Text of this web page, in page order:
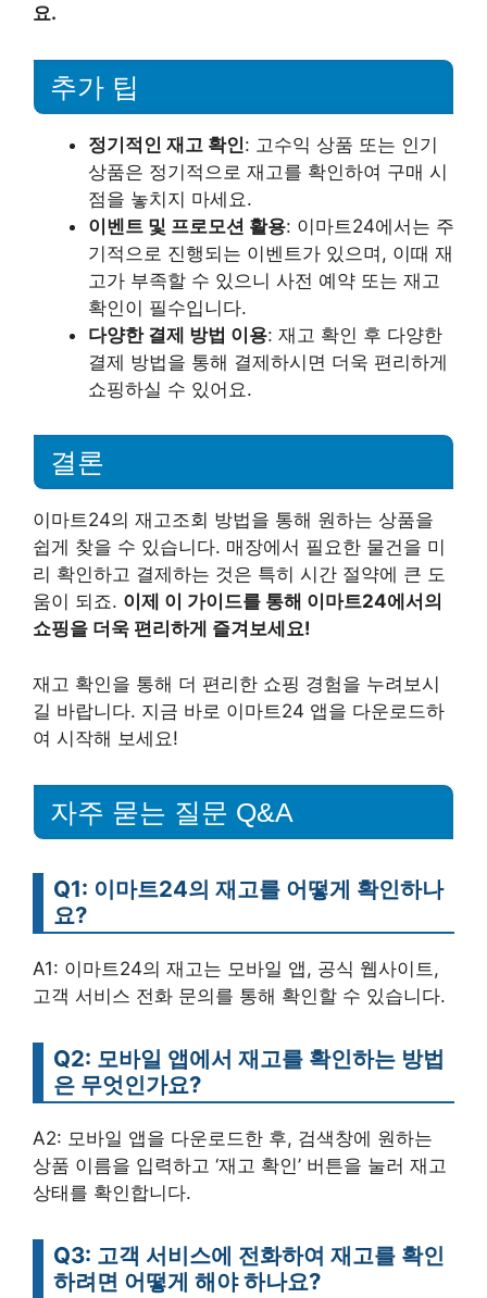
요.
추가 팁
정기적인 재고 확인: 고수익 상품 또는 인기
상품은 정기적으로 재고를 확인하여 구매 시
점을 놓치지 마세요.
이벤트 및 프로모션 활용: 이마트24에서는 주
기적으로 진행되는 이벤트가 있으며, 이때 재
고가 부족할 수 있으니 사전 예약 또는 재고
확인이 필수입니다.
다양한 결제 방법 이용: 재고 확인 후 다양한
결제 방법을 통해 결제하시면 더욱 편리하게
쇼핑하실 수 있어요.
결론
이마트24의 재고조회 방법을 통해 원하는 상품을
쉽게 찾을 수 있습니다. 매장에서 필요한 물건을 미
리 확인하고 결제하는 것은 특히 시간 절약에 큰 도
움이 되죠. 이제 이 가이드를 통해 이마트24에서의
쇼핑을 더욱 편리하게 즐겨보세요!
재고 확인을 통해 더 편리한 쇼핑 경험을 누려보시
길 바랍니다. 지금 바로 이마트24 앱을 다운로드하
여 시작해 보세요!
자주 묻는 질문 Q&A
Q1: 이마트24의 재고를 어떻게 확인하나
요?
A1: 이마트24의 재고는 모바일 앱, 공식 웹사이트,
고객 서비스 전화 문의를 통해 확인할 수 있습니다.
Q2: 모바일 앱에서 재고를 확인하는 방법
은 무엇인가요?
A2: 모바일 앱을 다운로드한 후, 검색창에 원하는
상품 이름을 입력하고 ‘재고 확인’ 버튼을 눌러 재고
상태를 확인합니다.
Q3: 고객 서비스에 전화하여 재고를 확인
하려면 어떻게 해야 하나요?